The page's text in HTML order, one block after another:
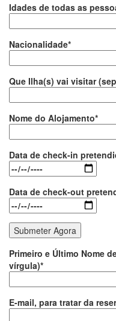
Idades de todas as
Nacionalidade*
Que Ilha(s) vai visitar
Nome do Alojamento*
Data de check-in
Data de check-out
Primeiro e Último Nome
vírgula)*
E-mail, para tratar da